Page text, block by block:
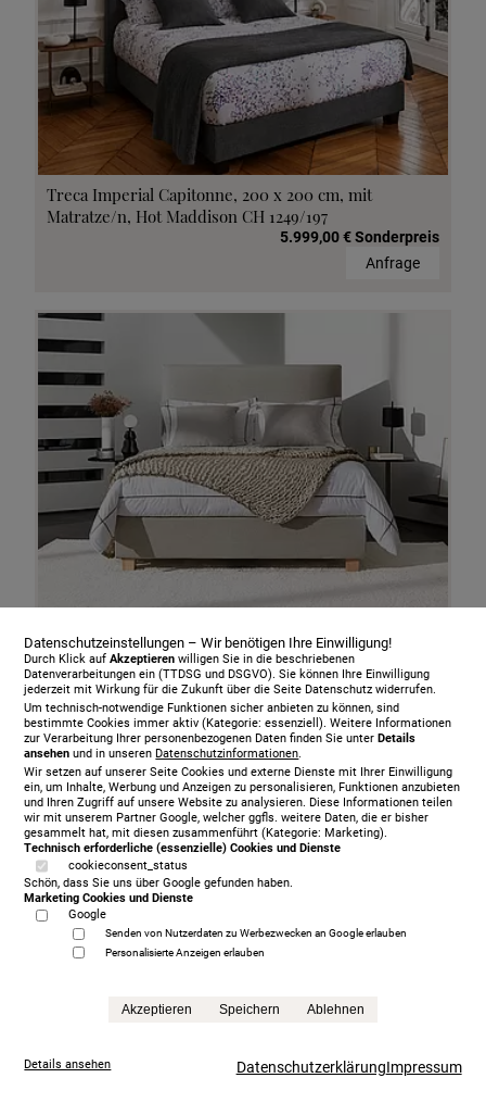
Treca Imperial Capitonne, 200 x 200 cm, mit
Matratze/n, Hot Maddison CH 1249/197
5.999,00 € Sonderpreis
Anfrage
Treca Paris Fusion, 200 x 200 cm, mit Matratze/n
statt6.395,00 €
Anfrage
Datenschutzeinstellungen – Wir benötigen Ihre Einwilligung!
Durch Klick aufAkzeptieren willigen Sie in die beschriebenen
Datenverarbeitungen ein (TTDSG und DSGVO). Sie können Ihre Einwilligung
jederzeit mit Wirkung für die Zukunft über die Seite Datenschutz widerrufen.
Um technisch-notwendige Funktionen sicher anbieten zu können, sind
bestimmte Cookies immer aktiv (Kategorie: essenziell). Weitere Informationen
zur Verarbeitung Ihrer personenbezogenen Daten finden Sie unterDetails
ansehen und in unserenDatenschutzinformationen.
Wir setzen auf unserer Seite Cookies und externe Dienste mit Ihrer Einwilligung
ein, um Inhalte, Werbung und Anzeigen zu personalisieren, Funktionen anzubieten
und Ihren Zugriff auf unsere Website zu analysieren. Diese Informationen teilen
wir mit unserem Partner Google, welcher ggfls. weitere Daten, die er bisher
gesammelt hat, mit diesen zusammenführt (Kategorie: Marketing).
Technisch erforderliche (essenzielle) Cookies und Dienste
cookieconsent_status
Schön, dass Sie uns über Google gefunden haben.
Marketing Cookies und Dienste
Google
Senden von Nutzerdaten zu Werbezwecken an Google erlauben
Personalisierte Anzeigen erlauben
Akzeptieren Speichern Ablehnen
Details ansehen DatenschutzerklärungImpressum